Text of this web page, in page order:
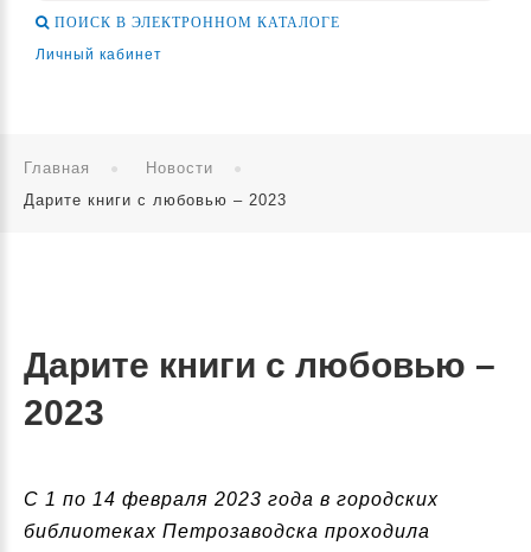
ПОИСК В ЭЛЕКТРОННОМ КАТАЛОГЕ
Личный кабинет
Главная
Новости
Дарите книги с любовью – 2023
Дарите книги с любовью –
2023
С 1 по 14 февраля 2023 года в городских
библиотеках Петрозаводска проходила